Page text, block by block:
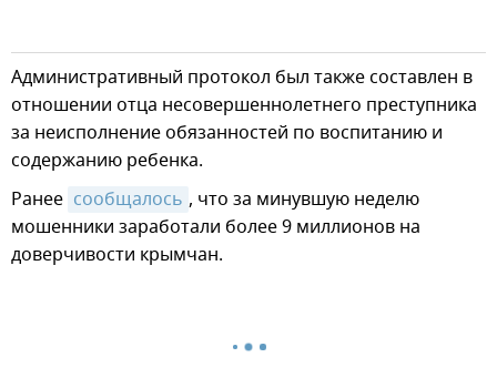
Административный протокол был также составлен в
отношении отца несовершеннолетнего преступника
за неисполнение обязанностей по воспитанию и
содержанию ребенка.
Ранее сообщалось , что за минувшую неделю
мошенники заработали более 9 миллионов на
доверчивости крымчан.